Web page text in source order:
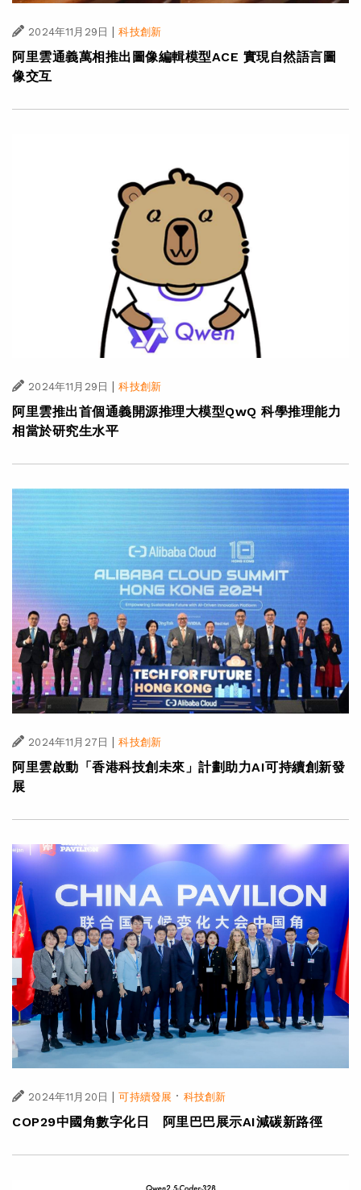
2024年11月29日 | 科技創新
阿里雲通義萬相推出圖像編輯模型ACE 實現自然語言圖
像交互
2024年11月29日 | 科技創新
阿里雲推出首個通義開源推理大模型QwQ 科學推理能力
相當於研究生水平
2024年11月27日 | 科技創新
阿里雲啟動「香港科技創未來」計劃助力AI可持續創新發
展
2024年11月20日 | 可持續發展 · 科技創新
COP29中國角數字化日 阿里巴巴展示AI減碳新路徑